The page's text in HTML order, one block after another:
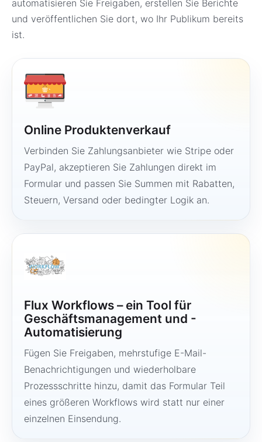
automatisieren Sie Freigaben, erstellen Sie Berichte
und veröffentlichen Sie dort, wo Ihr Publikum bereits
ist.
Online Produktenverkauf
Verbinden Sie Zahlungsanbieter wie Stripe oder
PayPal, akzeptieren Sie Zahlungen direkt im
Formular und passen Sie Summen mit Rabatten,
Steuern, Versand oder bedingter Logik an.
Flux Workflows – ein Tool für
Geschäftsmanagement und -
Automatisierung
Fügen Sie Freigaben, mehrstufige E-Mail-
Benachrichtigungen und wiederholbare
Prozessschritte hinzu, damit das Formular Teil
eines größeren Workflows wird statt nur einer
einzelnen Einsendung.